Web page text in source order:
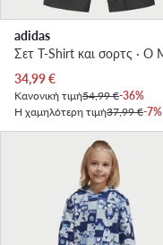
adidas
Τρέχουσα τιμή
34,99€
Κανονική τιμή54,99 €-36%
Η χαμηλότερη τιμή37,99 €-7%